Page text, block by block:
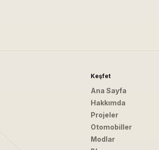
Keşfet
Ana Sayfa
Hakkımda
Projeler
Otomobiller
Modlar